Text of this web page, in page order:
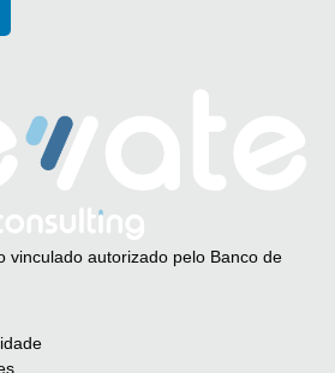
vinculado autorizado pelo Banco de